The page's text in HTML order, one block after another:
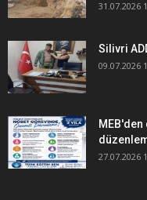
31.07.2026
Silivri
09.07.2026
27.07.2026